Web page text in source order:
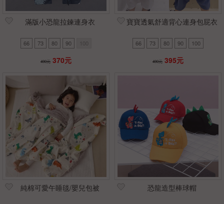
滿版小恐龍拉鍊連身衣
66 73 80 90
490元 370元
寶寶透氣舒適背心連身包屁衣
66 73 80 90 100
490元 395元
純棉可愛午睡毯/嬰兒包被 恐龍造型棒球帽